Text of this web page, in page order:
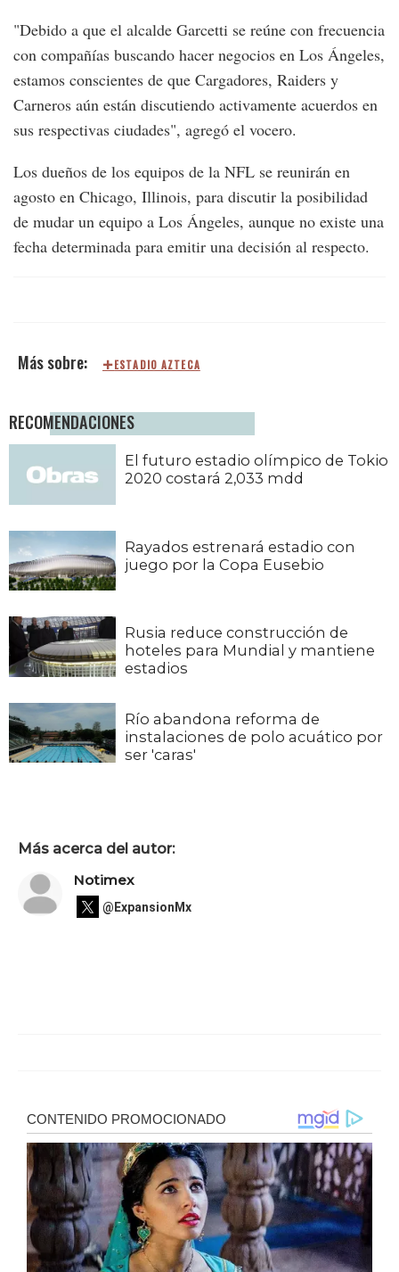
"Debido a que el alcalde Garcetti se reúne con frecuencia
con compañías buscando hacer negocios en Los Ángeles,
estamos conscientes de que Cargadores, Raiders y
Carneros aún están discutiendo activamente acuerdos en
sus respectivas ciudades", agregó el vocero.
Los dueños de los equipos de la NFL se reunirán en
agosto en Chicago, Illinois, para discutir la posibilidad
de mudar un equipo a Los Ángeles, aunque no existe una
fecha determinada para emitir una decisión al respecto.
ESTADIO AZTECA
RECOMENDACIONES
El futuro estadio olímpico de Tokio
2020 costará 2,033 mdd
Rayados estrenará estadio con
juego por la Copa Eusebio
Rusia reduce construcción de
hoteles para Mundial y mantiene
estadios
Río abandona reforma de
instalaciones de polo acuático por
ser 'caras'
Más acerca del autor:
Notimex
@ExpansionMx